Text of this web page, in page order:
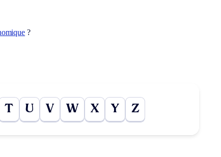
?
T U V W X Y Z